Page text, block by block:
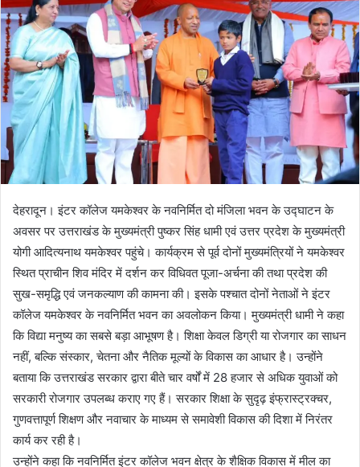
n
e
m
a
i
l
देहरादून। इंटर कॉलेज यमकेश्वर के नवनिर्मित दो मंजिला भवन के उद्घाटन के
अवसर पर उत्तराखंड के मुख्यमंत्री पुष्कर सिंह धामी एवं उत्तर प्रदेश के मुख्यमंत्री
योगी आदित्यनाथ यमकेश्वर पहुंचे। कार्यक्रम से पूर्व दोनों मुख्यमंत्रियों ने यमकेश्वर
स्थित प्राचीन शिव मंदिर में दर्शन कर विधिवत पूजा-अर्चना की तथा प्रदेश की
सुख-समृद्धि एवं जनकल्याण की कामना की। इसके पश्चात दोनों नेताओं ने इंटर
कॉलेज यमकेश्वर के नवनिर्मित भवन का अवलोकन किया। मुख्यमंत्री धामी ने कहा
कि विद्या मनुष्य का सबसे बड़ा आभूषण है। शिक्षा केवल डिग्री या रोजगार का साधन
नहीं, बल्कि संस्कार, चेतना और नैतिक मूल्यों के विकास का आधार है। उन्होंने
बताया कि उत्तराखंड सरकार द्वारा बीते चार वर्षों में 28 हजार से अधिक युवाओं को
सरकारी रोजगार उपलब्ध कराए गए हैं। सरकार शिक्षा के सुदृढ़ इंफ्रास्ट्रक्चर,
गुणवत्तापूर्ण शिक्षण और नवाचार के माध्यम से समावेशी विकास की दिशा में निरंतर
कार्य कर रही है।
उन्होंने कहा कि नवनिर्मित इंटर कॉलेज भवन क्षेत्र के शैक्षिक विकास में मील का